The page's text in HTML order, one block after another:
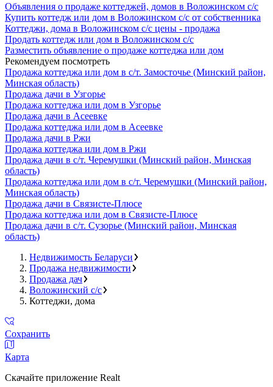
Объявления о продаже коттеджей, домов в Воложинском с/с
Купить коттедж или дом в Воложинском с/с от собственника
Коттеджи, дома в Воложинском с/с цены - продажа
Продать коттедж или дом в Воложинском с/с
Разместить объявление о продаже коттеджа или дом
Рекомендуем посмотреть
Продажа коттеджа или дом в с/т. Замосточье (Минский район,
Минская область)
Продажа дачи в Узгорье
Продажа коттеджа или дом в Узгорье
Продажа дачи в Асеевке
Продажа коттеджа или дом в Асеевке
Продажа дачи в Ржи
Продажа коттеджа или дом в Ржи
Продажа дачи в с/т. Черемушки (Минский район, Минская
область)
Продажа коттеджа или дом в с/т. Черемушки (Минский район,
Минская область)
Продажа дачи в Связисте-Плюсе
Продажа коттеджа или дом в Связисте-Плюсе
Продажа дачи в с/т. Сузорье (Минский район, Минская
область)
Недвижимость Беларуси
Продажа недвижимости
Продажа дач
Воложинский с/с
Коттеджи, дома
Сохранить
Карта
Скачайте приложение Realt